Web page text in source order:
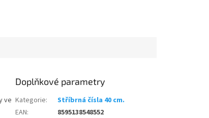
ve
Doplňkové parametry
Kategorie:
Stříbrná čísla 40 cm.
EAN: 8595138548552